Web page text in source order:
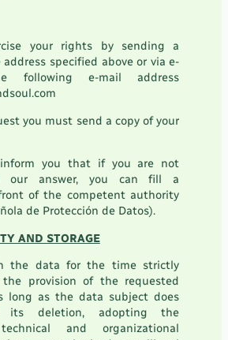
your rights by sending a
specified above or via e-
following e-mail address
you must send a copy of your
inform you that if you are not
our answer, you can fill a
of the competent authority
de Protección de Datos).
AND STORAGE
the data for the time strictly
the provision of the requested
long as the data subject does
its deletion, adopting the
and organizational